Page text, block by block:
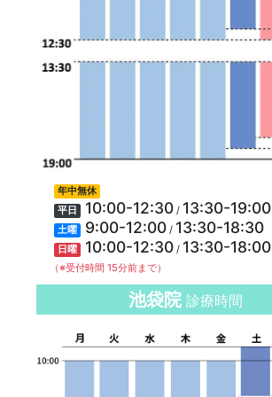
年中無休
平日
10:00-12:30 / 13:30-19:00
土曜 9:00-12:00 / 13:30-18:30
日曜 10:00-12:30 / 13:30-18:00
（※受付時間 15分前まで）
池袋院 診療時間